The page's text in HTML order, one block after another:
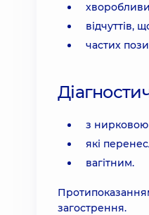
відчуттів,
частих
з нирковою
які
вагітним.
загострення.